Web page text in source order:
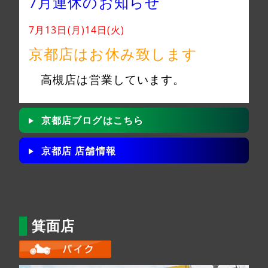
7月13日(月)14日(火)
京都店はお休み致します
高槻店は営業しています。
京都店ブログはこちら
京都店 店舗情報
箕面店